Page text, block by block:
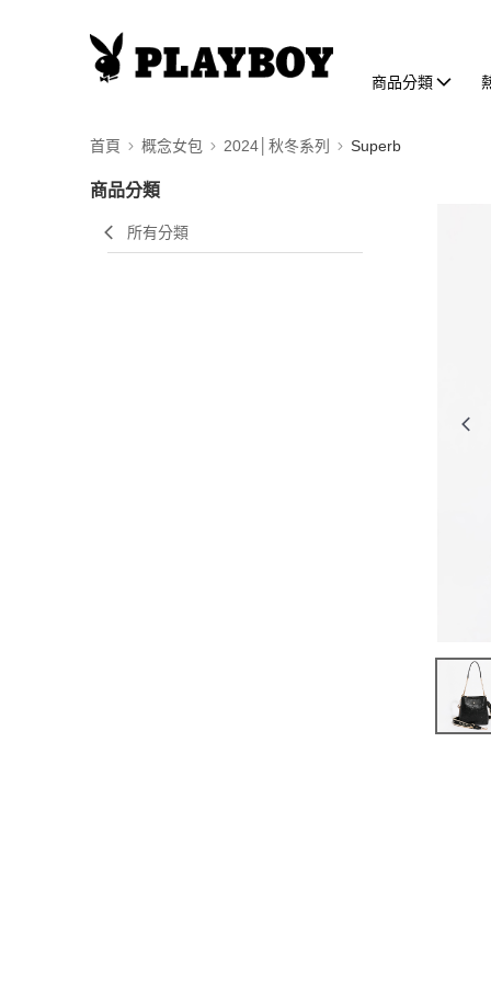
商品分類
首頁 概念女包 2024│秋冬系列 Superb
商品分類
所有分類